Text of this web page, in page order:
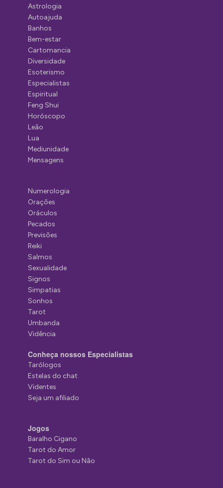
Astrologia
Autoajuda
Banhos
Bem-estar
Cartomancia
Diversidade
Esoterismo
Especialistas
Espiritual
Feng Shui
Horóscopo
Leão
Lua
Mediunidade
Mensagens
Numerologia
Orações
Oráculos
Pecados
Previsões
Reiki
Salmos
Sexualidade
Signos
Simpatias
Sonhos
Tarot
Umbanda
Vidência
Conheça nossos Especialistas
Tarólogos
Estelas do chat
Videntes
Seja um afiliado
Jogos
Baralho Cigano
Tarot do Amor
Tarot do Sim ou Não